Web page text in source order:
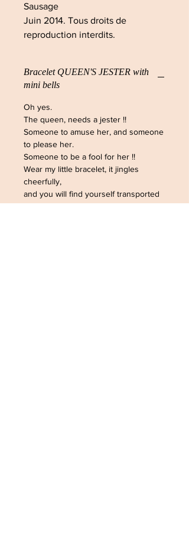
Sausage
Juin 2014. Tous droits de
reproduction interdits.
Bracelet QUEEN'S JESTER with
mini bells
Oh yes.
The queen, needs a jester !!
Someone to amuse her, and someone
to please her.
Someone to be a fool for her !!
Wear my little bracelet, it jingles
cheerfully,
and you will find yourself transported
in any royal court